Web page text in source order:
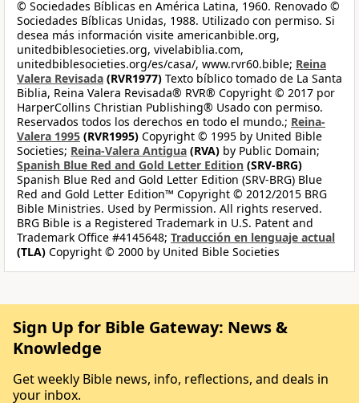
© Sociedades Bíblicas en América Latina, 1960. Renovado ©
Sociedades Bíblicas Unidas, 1988. Utilizado con permiso. Si
desea más información visite americanbible.org,
unitedbiblesocieties.org, vivelabiblia.com,
unitedbiblesocieties.org/es/casa/, www.rvr60.bible; Reina
Valera Revisada (RVR1977) Texto bíblico tomado de La Santa
Biblia, Reina Valera Revisada® RVR® Copyright © 2017 por
HarperCollins Christian Publishing® Usado con permiso.
Reservados todos los derechos en todo el mundo.; Reina-
Valera 1995 (RVR1995) Copyright © 1995 by United Bible
Societies; Reina-Valera Antigua (RVA) by Public Domain;
Spanish Blue Red and Gold Letter Edition (SRV-BRG)
Spanish Blue Red and Gold Letter Edition (SRV-BRG) Blue
Red and Gold Letter Edition™ Copyright © 2012/2015 BRG
Bible Ministries. Used by Permission. All rights reserved.
BRG Bible is a Registered Trademark in U.S. Patent and
Trademark Office #4145648; Traducción en lenguaje actual
(TLA) Copyright © 2000 by United Bible Societies
Sign Up for Bible Gateway: News &
Knowledge
Get weekly Bible news, info, reflections, and deals in
your inbox.